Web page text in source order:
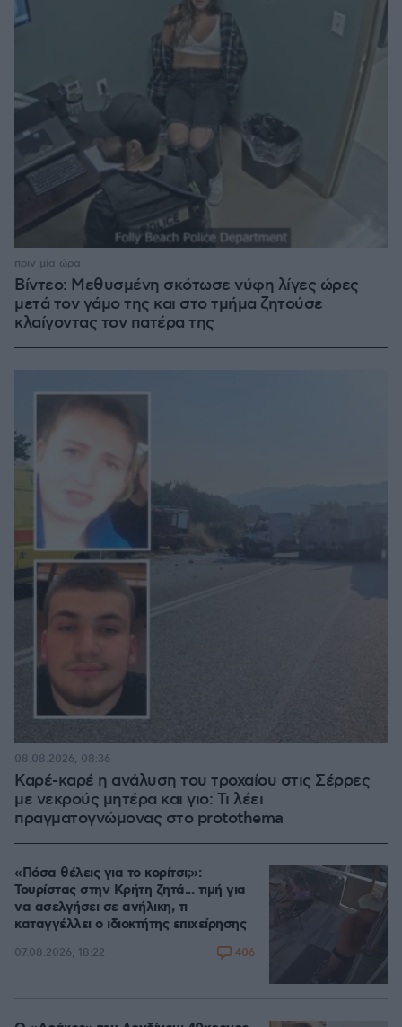
Βίντεο: Μεθυσμένη σκότωσε νύφη λίγες ώρες
μετά τον γάμο της και στο τμήμα ζητούσε
κλαίγοντας τον πατέρα της
πριν μία ώρα
Καρέ-καρέ η ανάλυση του τροχαίου στις Σέρρες
με νεκρούς μητέρα και γιο: Τι λέει
πραγματογνώμονας στο protothema
08.08.2026, 08:36
«Πόσα θέλεις για το κορίτσι;»:
Τουρίστας στην Κρήτη ζητά... τιμή για
να ασελγήσει σε ανήλικη, τι
καταγγέλλει ο ιδιοκτήτης επιχείρησης
07.08.2026, 18:22 406